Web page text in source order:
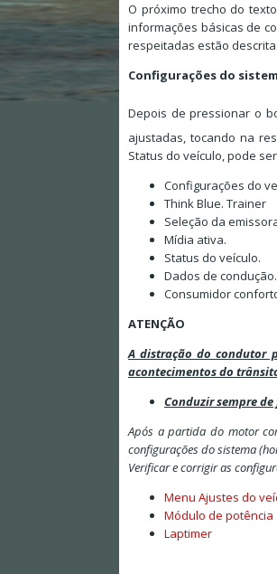
O próximo trecho do
informações básicas de
respeitadas estão
Configurações do
Depois de pressionar o
ajustadas, tocando na
Status do veículo, pode
Configurações do
Think Blue. Trainer
Seleção da
Mídia ativa.
Status do veículo.
Dados de condução.
Consumidor
ATENÇÃO
A distração do condutor
acontecimentos do
Conduzir sempre
Após a partida do motor
configurações do sistema
Verificar e corrigir as
Menu Ajustes do
Módulo de potência
Laptimer